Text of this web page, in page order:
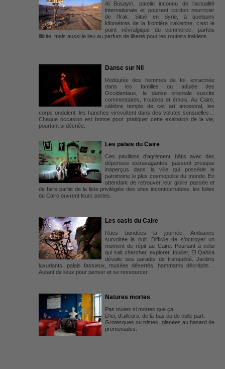
Al Busayiri, patelin inconnu de l’actualité
internationale et pourtant cordon nourricier
de l’Irak. Situé en Syrie, à quelques
kilomètres de la frontière irakienne, c’est le
point névralgique du commerce, parfois
illicite, mais aussi le lieu au parfum de liberté pour les routiers irakiens.
Danse sur Nil
Redoutée des hommes de foi, enracinée
dans les familles ou adulée des
Occidentaux, la danse orientale suscite
commentaires, troubles et émois. Au Caire,
célèbre temple de cet art ancestral, les
corps ondulent, les hanches virevoltent dans des volutes sensuelles…
Chaque occasion est bonne pour pratiquer cette exaltation de la vie,
pourtant si décriée.
Les palais du Caire
Ces pavillons d’agrément, bâtis avec des
dépenses extravagantes, passent presque
inaperçus dans la ville qui possède le
patrimoine le plus cosmopolite du monde. En
attendant de retrouver leur gloire passée et
de faire partie de la liste privilégiée des sites incontournables, les folies
du Caire ouvrent leurs portes.
Les oasis du Caire
Rues bondées la journée. Ambiance
survoltée la nuit. Difficile de s’octroyer un
moment de répit au Caire. Pourtant à celui
qui sait chercher, explorer, fouiller, El Qahira
dévoile ses paradis de tranquillité. Jardins
luxuriants, palais fastueux, musées désertés, hammams décrépits…
Autant de lieux pour penser et se ressourcer.
Natures mortes
Pas toutes si mortes que ça…
D'ici, d'ailleurs, de là-bas ou de nulle part.
Grotesques ou tristes, glanées au hasard de
promenades.